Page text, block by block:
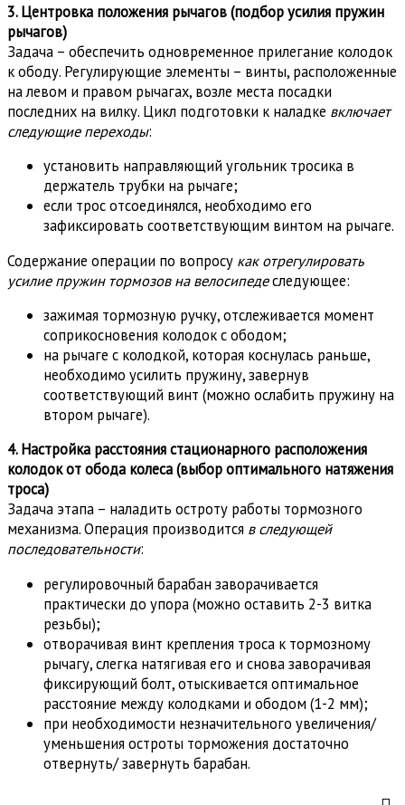
3. Центровка положения рычагов (подбор усилия пружин
рычагов)
Задача – обеспечить одновременное прилегание колодок
к ободу. Регулирующие элементы – винты, расположенные
на левом и правом рычагах, возле места посадки
последних на вилку. Цикл подготовки к наладке включает
следующие переходы:
установить направляющий угольник тросика в
держатель трубки на рычаге;
если трос отсоединялся, необходимо его
зафиксировать соответствующим винтом на рычаге.
Содержание операции по вопросу как отрегулировать
усилие пружин тормозов на велосипедеследующее:
зажимая тормозную ручку, отслеживается момент
соприкосновения колодок с ободом;
на рычаге с колодкой, которая коснулась раньше,
необходимо усилить пружину, завернув
соответствующий винт (можно ослабить пружину на
втором рычаге).
4. Настройка расстояния стационарного расположения
колодок от обода колеса (выбор оптимального натяжения
троса)
Задача этапа – наладить остроту работы тормозного
механизма. Операция производится в следующей
последовательности:
регулировочный барабан заворачивается
практически до упора (можно оставить 2-3 витка
резьбы);
отворачивая винт крепления троса к тормозному
рычагу, слегка натягивая его и снова заворачивая
фиксирующий болт, отыскивается оптимальное
расстояние между колодками и ободом (1-2 мм);
при необходимости незначительного увеличения/
уменьшения остроты торможения достаточно
отвернуть/ завернуть барабан.